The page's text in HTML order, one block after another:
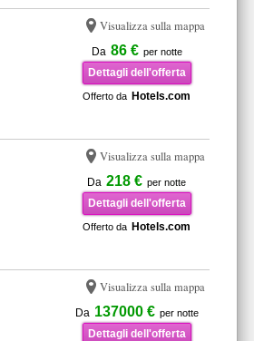
Visualizza sulla mappa
Da 86 € per notte
Dettagli dell'offerta
Offerto da Hotels.com
Visualizza sulla mappa
Da 218 € per notte
Dettagli dell'offerta
Offerto da Hotels.com
Visualizza sulla mappa
Da 137000 € per notte
Dettagli dell'offerta